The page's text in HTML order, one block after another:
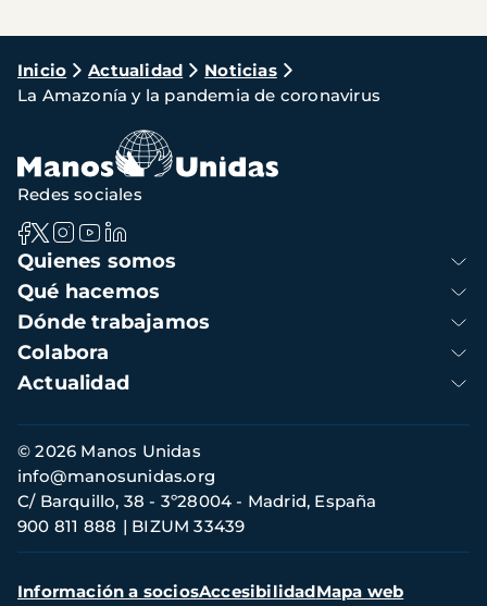
Ruta
de
navegación
Inicio Actualidad
Noticias
La Amazonía y la pandemia de coronavirus
Navegación
principal
Quienes somos
Qué hacemos
Dónde trabajamos
Colabora
Actualidad
Redes sociales
Información
de
contacto
© 2026 Manos Unidas
C/ Barquillo, 38 - 3º28004 - Madrid, España
900 811 888
BIZUM 33439
info@manosunidas.org
Menú
Información a sociosAccesibilidadMapa web